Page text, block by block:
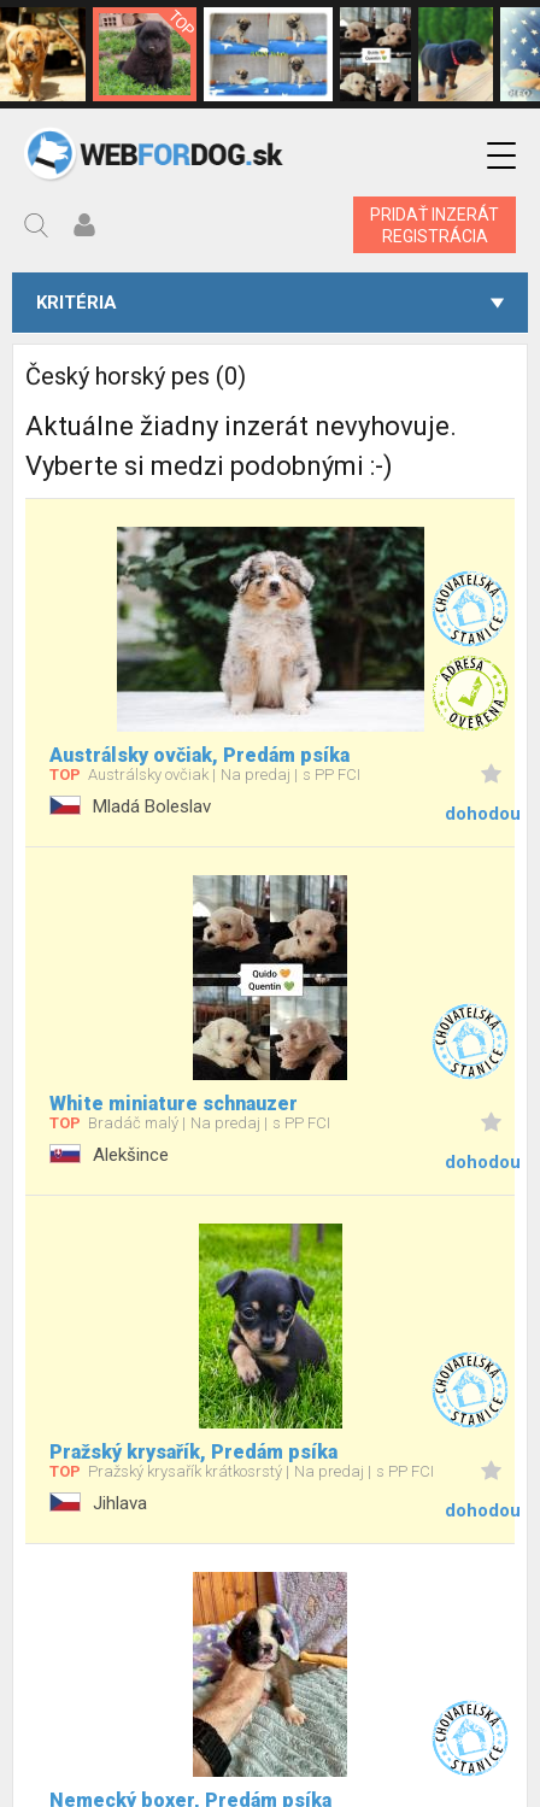
PRIDAŤ INZERÁT
REGISTRÁCIA
KRITÉRIA
Český horský pes (0)
Aktuálne žiadny inzerát nevyhovuje.
Vyberte si medzi podobnými :-)
Austrálsky ovčiak, Predám psíka
TOP Austrálsky ovčiak Na predaj s PP FCI
Mladá Boleslav dohodou
White miniature schnauzer
TOP Bradáč malý Na predaj s PP FCI
Alekšince dohodou
Pražský krysařík, Predám psíka
TOP Pražský krysařík krátkosrstý Na predaj s PP FCI
Jihlava dohodou
Nemecký boxer, Predám psíka